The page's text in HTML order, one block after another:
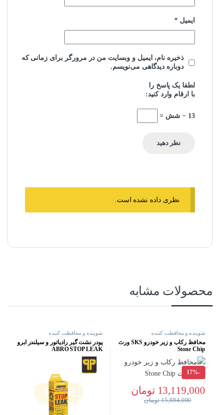
ایمیل *
ذخیره نام، ایمیل و وبسایت من در مرورگر برای زمانی که
دوباره دیدگاهی می‌نویسم.
لطفا یک پاسخ را
با ارقام وارد کنید:
13 − شش =
نظری داده نشده است.
محصولات مشابه
شوینده و محافظت کننده
محافظ رکاب و زیر خودرو SKS ورث
Stone Chip
-
17%
13,119,000 تومان
15,884,000 تومان
شوینده و محافظت کننده
پودر نشت گیر رادیاتور و سیلندر ابرو
ABRO STOP LEAK